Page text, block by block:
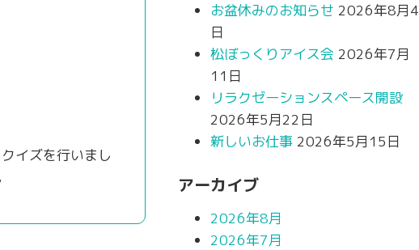
イズを行いまし
お盆休みのお知らせ 2026年8月4
日
松ぼっくりアイス会 2026年7月
11日
リラクゼーションスペース開設
2026年5月22日
新しいお仕事 2026年5月15日
アーカイブ
2026年8月
2026年7月